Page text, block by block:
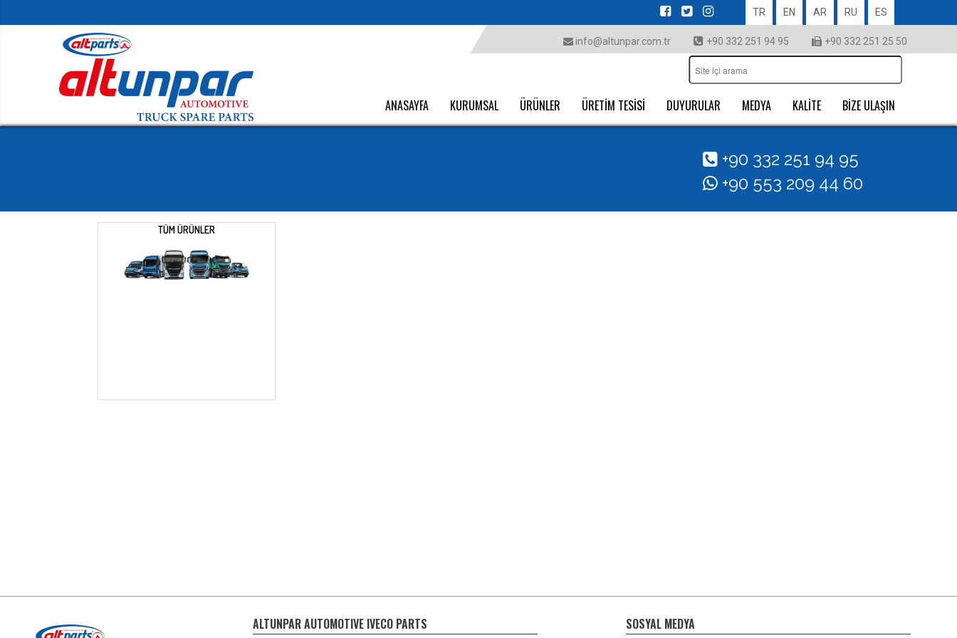
TR EN AR RU ES
info@altunpar.com.tr +90 332 251 94 95 +90 332 251 25 50
ANASAYFA KURUMSAL ÜRÜNLER ÜRETİM TESİSİ DUYURULAR MEDYA KALİTE BİZE ULAŞIN
+90 332 251 94 95
+90 553 209 44 60
TÜM ÜRÜNLER
ALTUNPAR AUTOMOTIVE IVECO PARTS SOSYAL MEDYA